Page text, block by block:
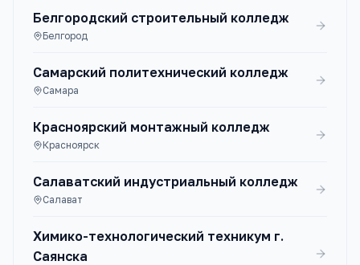
Белгородский строительный колледж
Белгород
Самарский политехнический колледж
Самара
Красноярский монтажный колледж
Красноярск
Салаватский индустриальный колледж
Салават
Химико-технологический техникум г.
Саянска